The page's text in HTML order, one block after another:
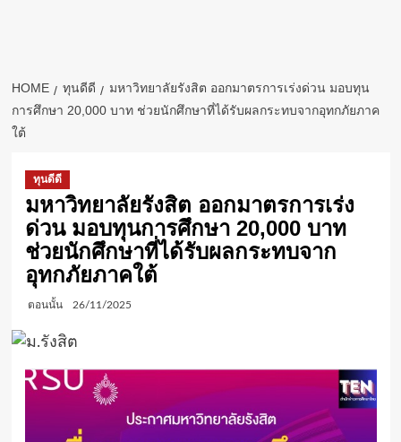
HOME ทุนดีดี
มหาวิทยาลัยรังสิต ออกมาตรการเร่งด่วน มอบทุน
การศึกษา 20,000 บาท ช่วยนักศึกษาที่ได้รับผลกระทบจากอุทกภัยภาค
ใต้
ทุนดีดี
มหาวิทยาลัยรังสิต ออกมาตรการเร่ง
ด่วน มอบทุนการศึกษา 20,000 บาท
ช่วยนักศึกษาที่ได้รับผลกระทบจาก
อุทกภัยภาคใต้
ตอนนั้น 26/11/2025